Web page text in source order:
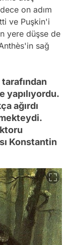
on adım
ve Puşkin'i
yere düşse de
sağ
yapılıyordu.
ağırdı
Konstantin